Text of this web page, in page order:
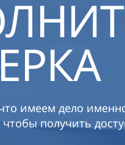
имеем дело
получить